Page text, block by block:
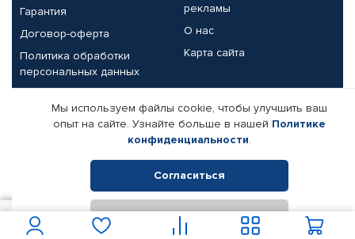
Гарантия
Договор-оферта
Политика обработки
персональных данных
рекламы
О нас
Карта сайта
Партнерам
Корпоративным клиентам
Поставщикам
Реквизиты компании
© КАМАЗ ЦЕНТР ДОНЕЦК, 2015-2026. Все права защищены.
Интернет-магазин автомобильных товаров Автопрофи.
Мы используем файлы cookie, чтобы улучшить ваш
опыт на сайте. Узнайте больше в нашей Политике
конфиденциальности.
Согласиться
Отклонить
В корзину